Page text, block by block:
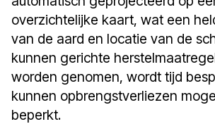
overzichtelijke kaart, wat een
van de aard en locatie van de
kunnen gerichte
worden genomen, wordt tijd
kunnen opbrengstverliezen
beperkt.